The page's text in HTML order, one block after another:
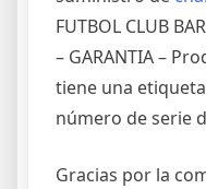
FUTBOL CLUB
– GARANTIA –
tiene una
número de serie
Gracias por la